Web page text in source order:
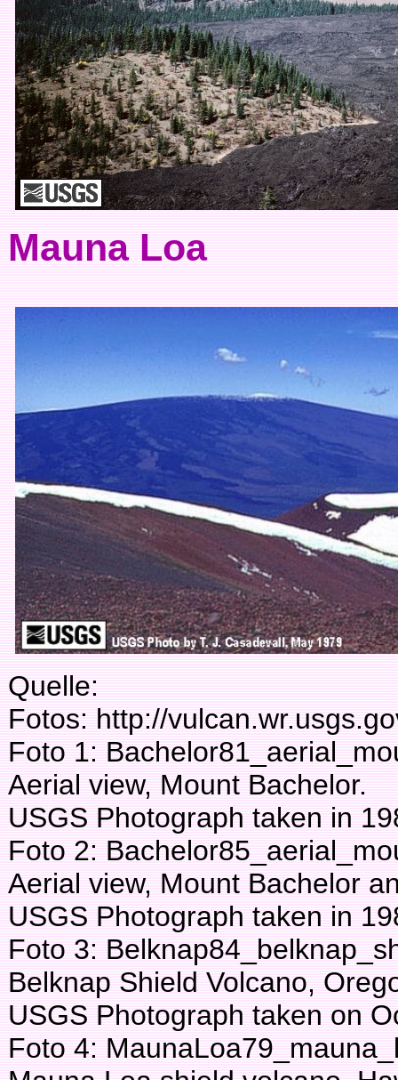
Mauna Loa
Quelle:
Fotos: http://
Foto 1:
Aerial view, Mount Bachelor.
USGS Photograph taken in
Foto 2:
Aerial view, Mount Bachelor
USGS Photograph taken in
Foto 3:
Belknap Shield Volcano,
USGS Photograph taken on
Foto 4: